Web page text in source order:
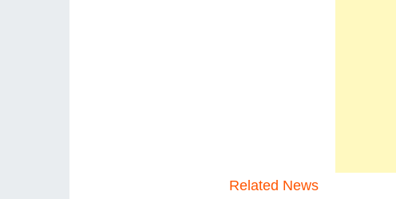
Related News